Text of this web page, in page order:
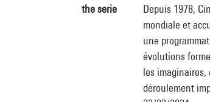
the serie
Depuis 1978,
mondiale et
une
évolutions
les
déroulement